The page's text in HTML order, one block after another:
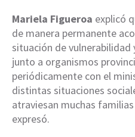
Mariela Figueroa explicó
de manera permanente
situación de
junto a organismos
periódicamente con el
distintas situaciones
atraviesan muchas
expresó.